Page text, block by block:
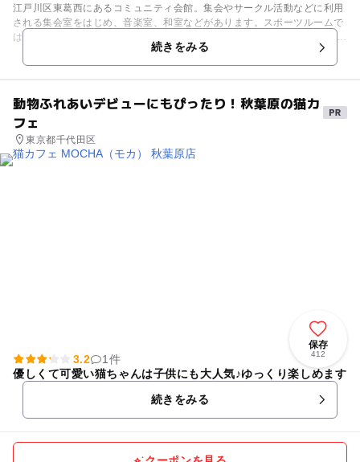
江戸川区東葛西にあるコミュニティ会館。集会やサークル活動などに利用
される集会室をはじめ、音楽室、和室などがあります。スポーツルームで
はバドミントンや卓球などが気軽楽しめますよ。 併設の東葛西図書館で
は、定期的に赤ちゃん・幼児向けにお話し会などが開催されています。ま
た、北側には公園があり、親子で気軽におでかけできるスポットとなって
続きをみる
動物ふれあいデビューにもぴったり！秋葉原の猫カ
フェ
東京都千代田区
保存
412
3.2
1件
優しくて可愛い猫ちゃんは子供にも大人気♪ゆっくり楽しめます
続きをみる